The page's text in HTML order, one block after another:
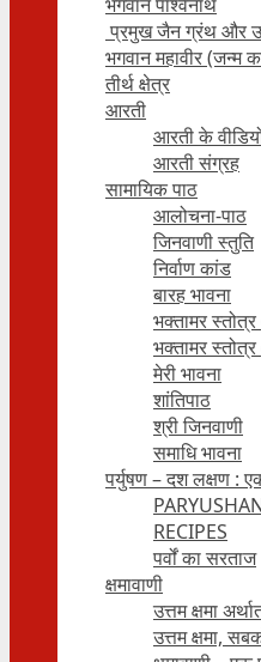
प्रमुख जैन ग्रंथ और
भगवान महावीर (जन्म
तीर्थ क्षेत्र
आरती
आरती के
आरती संग्रह
सामायिक पाठ
आलोचना-पाठ
जिनवाणी स्तुति
निर्वाण कांड
बारह भावना
भक्तामर
भक्तामर स्तोत्र
मेरी भावना
शांतिपाठ
श्री जिनवाणी
समाधि भावना
पर्युषण – दश लक्षण :
RECIPES
पर्वों का सरताज
क्षमावाणी
उत्तम क्षमा
उत्तम क्षमा,